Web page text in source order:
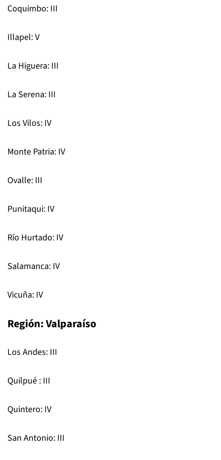
Coquimbo: III
Illapel: V
La Higuera: III
La Serena: III
Los Vilos: IV
Monte Patria: IV
Ovalle: III
Punitaqui: IV
Rí­o Hurtado: IV
Salamanca: IV
Vicuña: IV
Región: Valparaíso
Los Andes: III
Quilpué : III
Quintero: IV
San Antonio: III